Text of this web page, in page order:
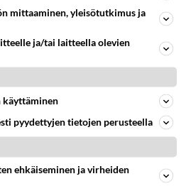
mene hyvin
julkkisjuorut
1178
pitkä koulumatka
93
1001
Tiesitkö? Martina Aitolehden isäpuoli on tämä suosittu laulaja
mittaaminen, yleisötutkimus ja
ja/tai laitteella olevien
pyydettyjen tietojen perusteella
ehkäiseminen ja virheiden